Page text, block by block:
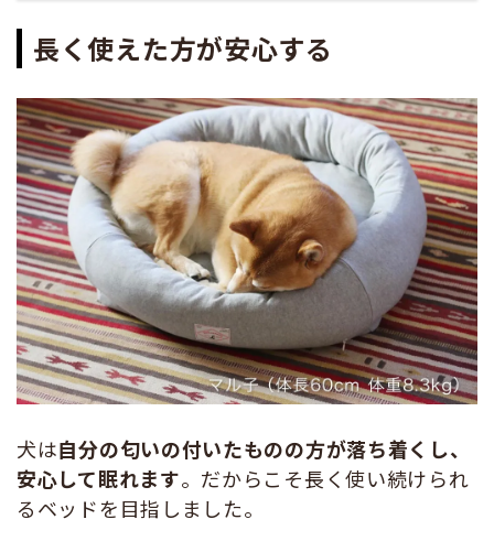
長く使えた方が安心する
犬は自分の匂いの付いたものの方が落ち着くし、
安心して眠れます。だからこそ長く使い続けられ
るベッドを目指しました。